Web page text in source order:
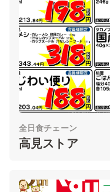
全日食チェーン
高見ストア